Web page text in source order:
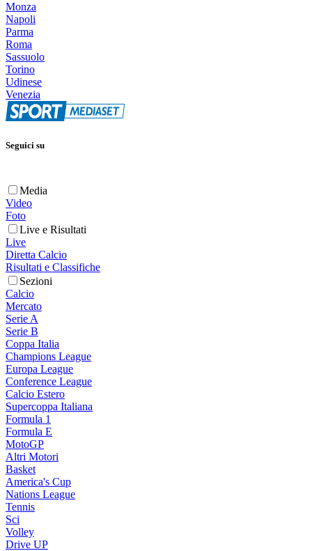
Monza
Napoli
Parma
Roma
Sassuolo
Torino
Udinese
Venezia
Seguici su
Media
Video
Foto
Live e Risultati
Live
Diretta Calcio
Risultati e Classifiche
Sezioni
Calcio
Mercato
Serie A
Serie B
Coppa Italia
Champions League
Europa League
Conference League
Calcio Estero
Supercoppa Italiana
Formula 1
Formula E
MotoGP
Altri Motori
Basket
America's Cup
Nations League
Tennis
Sci
Volley
Drive UP